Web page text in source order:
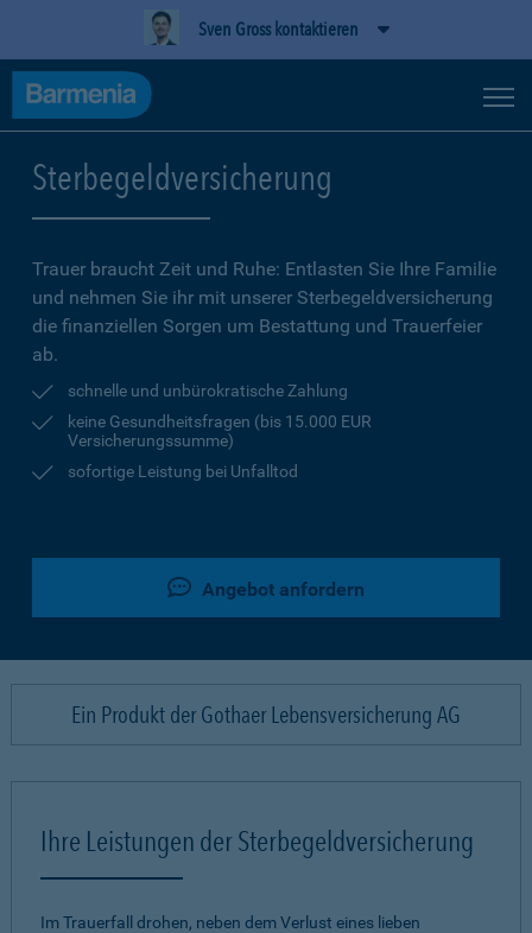
Sven Gross kontaktieren
Sterbegeldversicherung
Trauer braucht Zeit und Ruhe: Entlasten Sie Ihre Familie
und nehmen Sie ihr mit unserer Sterbegeldversicherung
die finanziellen Sorgen um Bestattung und Trauerfeier
ab.
schnelle und unbürokratische Zahlung
keine Gesundheitsfragen (bis 15.000 EUR
Versicherungssumme)
sofortige Leistung bei Unfalltod
Angebot anfordern
Ein Produkt der Gothaer Lebensversicherung AG
Ihre Leistungen der Sterbegeldversicherung
Im Trauerfall drohen, neben dem Verlust eines lieben